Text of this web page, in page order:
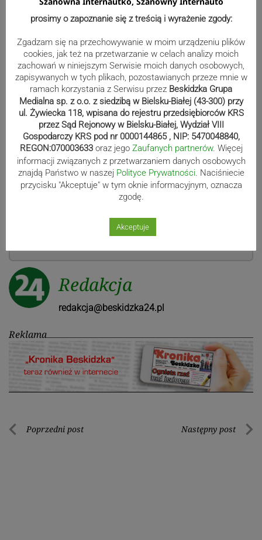
jeszcze stawiają warunki. Za moich czasów to było nie do
pomyślenia. To byłaby banicja – grzmi „Czajka”. Zauważa,
że obecnie siatkarze mają nieporównywalnie lepsze
warunki do pracy, choć są eksploatowani ponad siły. –
Sponsorzy wymagają, ale i technika, medycyna poszły
naprzód. Aby poprawić skoczność brałam sztangę na kark
i wykonywałam z nią ćwiczenia i teraz ma to swoje
konsekwencje. Obecnie każdą partię mięśni można
wyćwiczyć bez rujnowania reszty organizmu.
Redakcja
redakcja@beskidzka24.pl
Reklama
Nawigacja
Poprzedni post Następny post
prosimy o zapoznanie się z treścią i wyrażenie zgody:
Zgadzam się na przechowywanie w moim urządzeniu plików
cookies, jak też na przetwarzanie w celach analizy moich
zachowań w niniejszym Serwisie moich danych osobowych,
zapisywanych w tych plikach, pozostawianych przeze mnie w
ramach korzystania z Serwisu przez Beskidzka Grupa
Medialna sp. z o.o. z siedzibą w Bielsku-Białej (43-300) przy
ul. Żywiecka 118, wpisana do rejestru przedsiębiorców KRS
przez Sąd Rejonowy w Bielsku-Białej, Wydział VIII
Gospodarczy KRS pod nr 0000144865 , NIP: 5470048840,
REGON:070003633 oraz jego Zaufanych partnerów. Więcej
informacji związanych z przetwarzaniem danych osobowych
znajdą Państwo w naszej Polityce Prywatności. Naciśniecie
przycisku "Akceptuje" w tym oknie informacyjnym, oznacza
zgodę.
Akceptuje